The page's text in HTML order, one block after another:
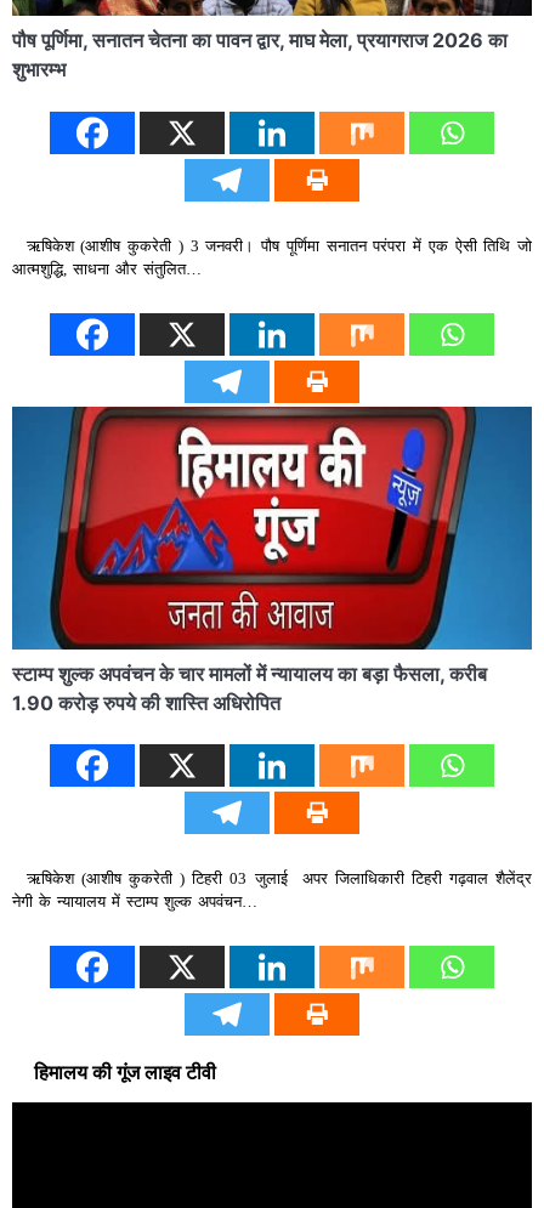
पौष पूर्णिमा, सनातन चेतना का पावन द्वार, माघ मेला, प्रयागराज 2026 का
शुभारम्भ
ऋषिकेश (आशीष कुकरेती ) 3 जनवरी। पौष पूर्णिमा सनातन परंपरा में एक ऐसी तिथि जो
आत्मशुद्धि, साधना और संतुलित…
स्टाम्प शुल्क अपवंचन के चार मामलों में न्यायालय का बड़ा फैसला, करीब
1.90 करोड़ रुपये की शास्ति अधिरोपित
ऋषिकेश (आशीष कुकरेती ) टिहरी 03 जुलाई अपर जिलाधिकारी टिहरी गढ़वाल शैलेंद्र
नेगी के न्यायालय में स्टाम्प शुल्क अपवंचन…
हिमालय की गूंज लाइव टीवी